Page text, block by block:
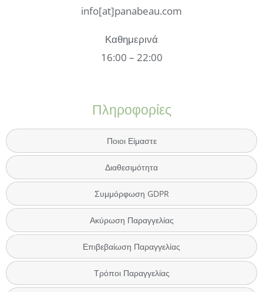
info[at]panabeau.com
Καθημερινά
16:00 – 22:00
Πληροφορίες
Ποιοι Είμαστε
Διαθεσιμότητα
Συμμόρφωση GDPR
Ακύρωση Παραγγελίας
Επιβεβαίωση Παραγγελίας
Τρόποι Παραγγελίας